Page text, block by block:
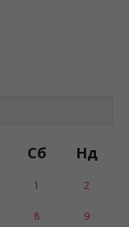
Сб Нд
1 2
8 9